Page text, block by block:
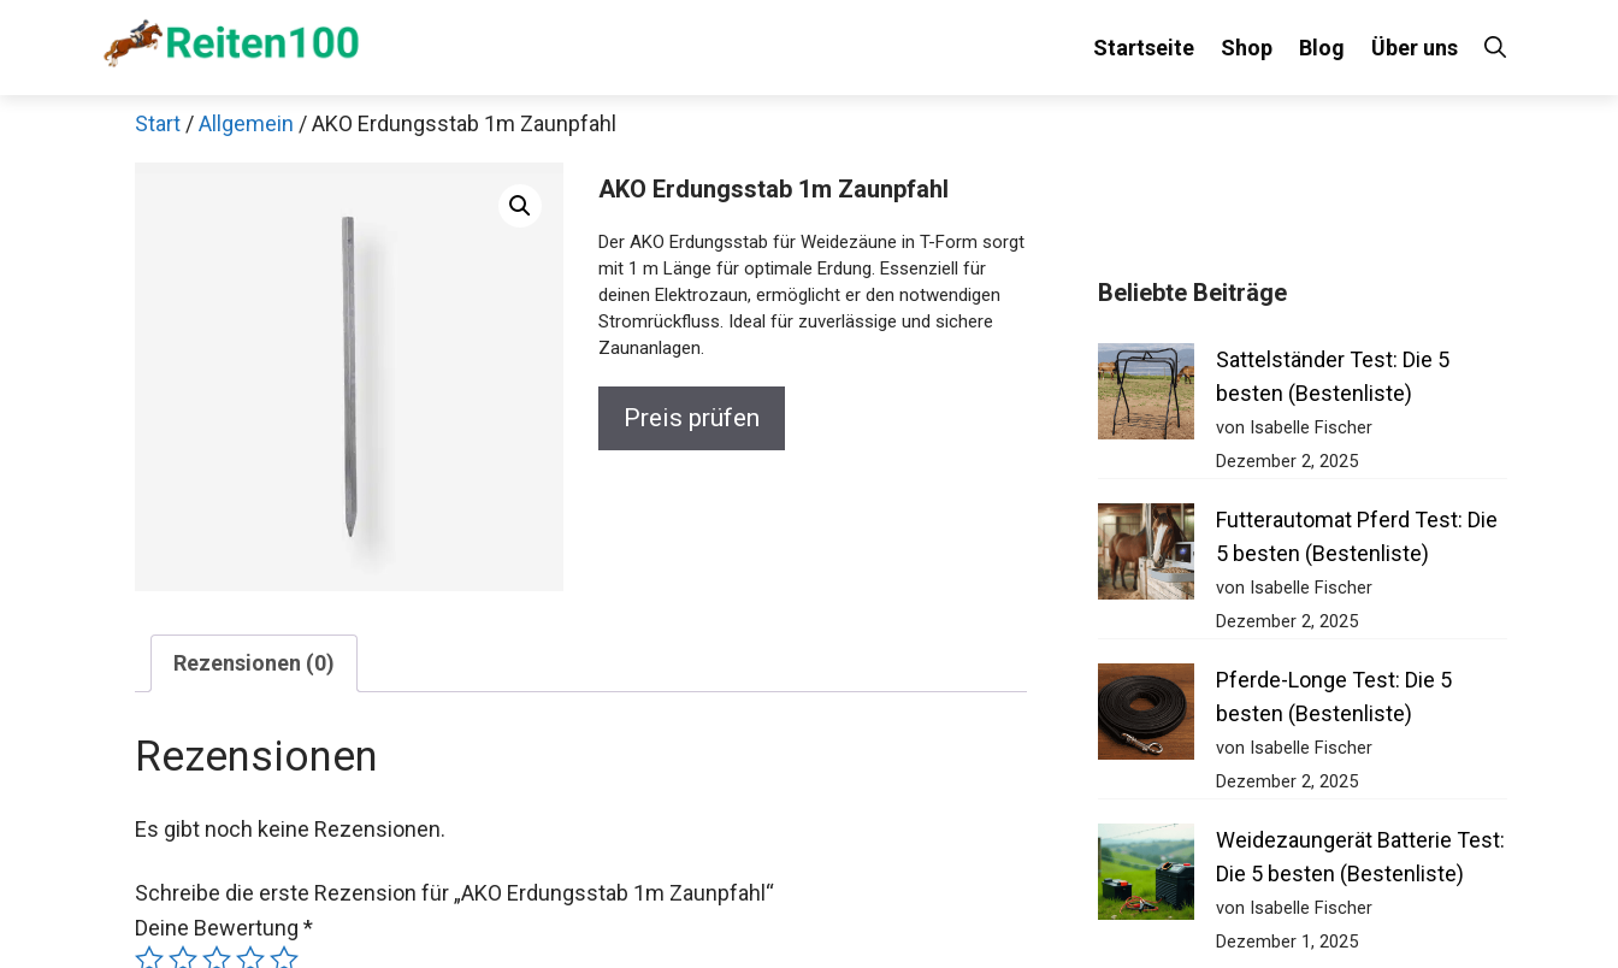
Startseite Shop Blog Über uns
Start /Allgemein / AKO Erdungsstab 1m Zaunpfahl
AKO Erdungsstab 1m Zaunpfahl
Der AKO Erdungsstab für Weidezäune in T-Form sorgt
mit 1 m Länge für optimale Erdung. Essenziell für
deinen Elektrozaun, ermöglicht er den notwendigen
Stromrückfluss. Ideal für zuverlässige und sichere
Zaunanlagen.
Preis prüfen
Rezensionen (0)
Rezensionen
Es gibt noch keine Rezensionen.
Schreibe die erste Rezension für „AKO Erdungsstab 1m Zaunpfahl“
Deine Bewertung *
Beliebte Beiträge
Sattelständer Test: Die 5
besten (Bestenliste)
von Isabelle Fischer
Dezember 2, 2025
Futterautomat Pferd Test: Die
5 besten (Bestenliste)
von Isabelle Fischer
Dezember 2, 2025
Pferde-Longe Test: Die 5
besten (Bestenliste)
von Isabelle Fischer
Dezember 2, 2025
Weidezaungerät Batterie Test:
Die 5 besten (Bestenliste)
von Isabelle Fischer
Dezember 1, 2025